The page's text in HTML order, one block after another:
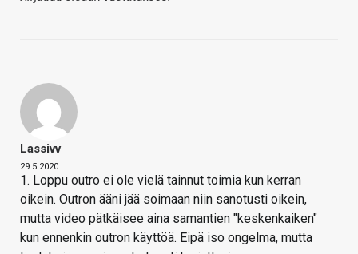
Lassivv
29.5.2020
1. Loppu outro ei ole vielä tainnut toimia kun kerran
oikein. Outron ääni jää soimaan niin sanotusti oikein,
mutta video pätkäisee aina samantien "keskenkaiken"
kun ennenkin outron käyttöä. Eipä iso ongelma, mutta